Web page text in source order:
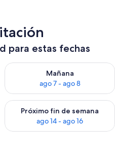
para estas fechas
ago 6 - ago 7
Mañana
ago 7 - ago 8
Consulta la disponibilidad
fin de semana ago 7 -
Próximo fin de semana
ago 14 - ago 16
Consulta la disponibilidad